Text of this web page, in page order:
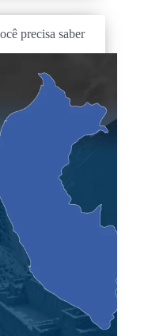
precisa saber